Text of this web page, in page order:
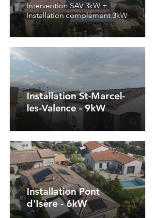
Intervention SAV 3kW +
Installation complément 3kW
Installation St-Marcel-
les-Valence - 9kW
Installation Pont
d'Isère - 6kW